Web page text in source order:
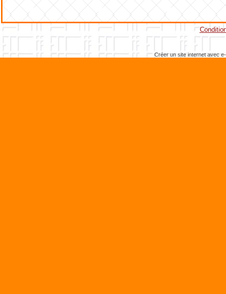
Créer un site internet avec